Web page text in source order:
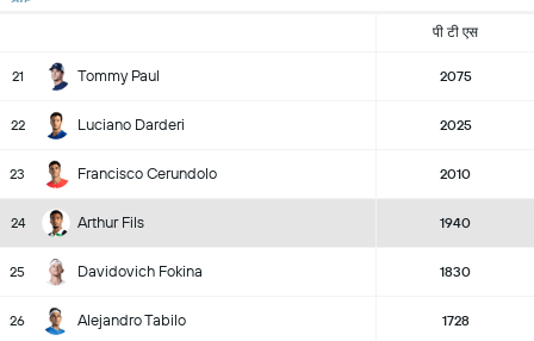
पी टी एस
21 Tommy Paul 2075
22 Luciano Darderi 2025
23 Francisco Cerundolo 2010
24 Arthur Fils 1940
25 Davidovich Fokina 1830
26 Alejandro Tabilo 1728